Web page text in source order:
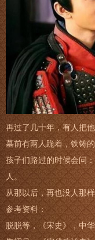
再过了几十年，有人把
墓前有两人跪着，铁铸
孩子们路过的时候会问
人。
从那以后，再也没人那
参考资料：
脱脱等，《宋史》，中